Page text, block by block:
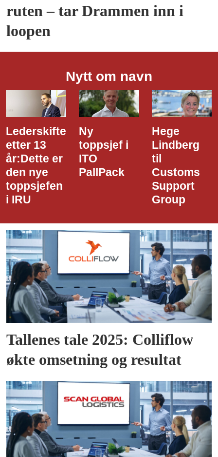
ruten – tar Drammen inn i
loopen
Nytt om navn
Ny
toppsjef i
ITO
PallPack
Hege
Lindberg
til
Customs
Dette er
den nye
i Narvik
Havn
Tallenes tale 2025: Colliflow
økte omsetning og resultat